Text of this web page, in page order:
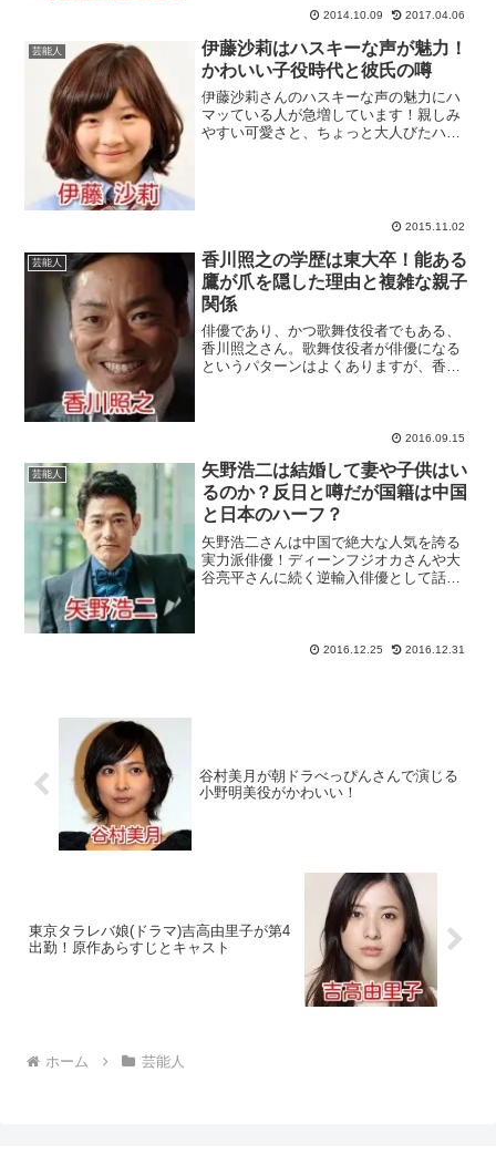
出演本数が減り、一気...
2014.10.09 2017.04.06
芸能人
伊藤沙莉はハスキーな声が魅力！
かわいい子役時代と彼氏の噂
伊藤沙莉さんのハスキーな声の魅力にハ
マッている人が急増しています！親しみ
やすい可愛さと、ちょっと大人びたハス
2015.11.02
芸能人
香川照之の学歴は東大卒！能ある
鷹が爪を隠した理由と複雑な親子
関係
俳優であり、かつ歌舞伎役者でもある、
香川照之さん。歌舞伎役者が俳優になる
というパターンはよくありますが、香川
話題性の多い人物なのでした...2016.09.15
芸能人
矢野浩二は結婚して妻や子供はい
るのか？反日と噂だが国籍は中国
と日本のハーフ？
矢野浩二さんは中国で絶大な人気を誇る
実力派俳優！ディーンフジオカさんや大
谷亮平さんに続く逆輸入俳優として話題
拠点をシフトさせてい...
2016.12.25 2016.12.31
谷村美月が朝ドラべっぴんさんで演じる
小野明美役がかわいい！
東京タラレバ娘(ドラマ)吉高由里子が第4
出勤！原作あらすじとキャスト
ホーム 芸能人